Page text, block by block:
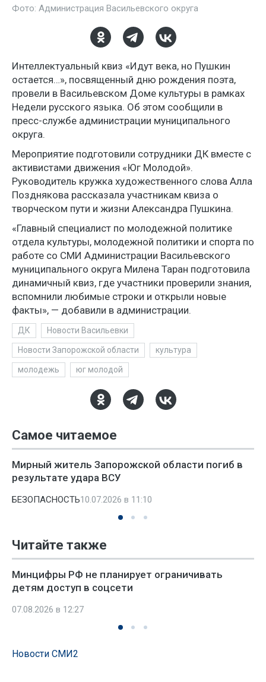
Фото: Администрация Васильевского округа
Интеллектуальный квиз «Идут века, но Пушкин
остается…», посвященный дню рождения поэта,
провели в Васильевском Доме культуры в рамках
Недели русского языка. Об этом сообщили в
пресс-службе администрации муниципального
округа.
Мероприятие подготовили сотрудники ДК вместе с
активистами движения «Юг Молодой».
Руководитель кружка художественного слова Алла
Позднякова рассказала участникам квиза о
творческом пути и жизни Александра Пушкина.
«Главный специалист по молодежной политике
отдела культуры, молодежной политики и спорта по
работе со СМИ Администрации Васильевского
муниципального округа Милена Таран подготовила
динамичный квиз, где участники проверили знания,
вспомнили любимые строки и открыли новые
факты», — добавили в администрации.
ДК Новости Васильевки
Новости Запорожской области культура
молодежь юг молодой
Самое читаемое
Мирный житель Запорожской области погиб в
результате удара ВСУ
БЕЗОПАСНОСТЬ10.07.2026 в 11:10
Читайте также
Минцифры РФ не планирует ограничивать
детям доступ в соцсети
07.08.2026 в 12:27
Новости СМИ2